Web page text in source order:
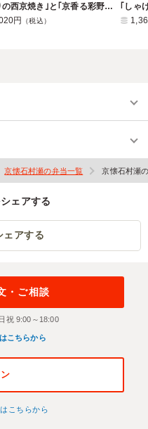
｢ぶりの西京焼き｣と｢京香る彩野菜とカモ｣の二段重
円
（税込）
京懐石村瀬の弁当一覧 京懐石村瀬
ェアする
ェアする
・ご相談
祝 9:00～18:00
こちらから
こちらから